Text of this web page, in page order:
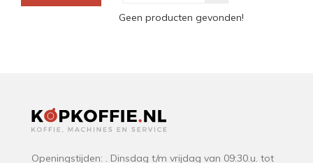
Geen producten gevonden!
Openingstijden: . Dinsdag t/m vrijdag van 09:30.u. tot